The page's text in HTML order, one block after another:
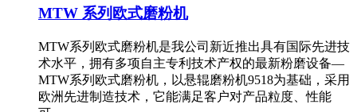
MTW 系列欧式磨粉机
MTW系列欧式磨粉机是我公司新近推出具有国际先进技
术水平，拥有多项自主专利技术产权的最新粉磨设备—
MTW系列欧式磨粉机，以悬辊磨粉机9518为基础，采用
欧洲先进制造技术，它能满足客户对产品粒度、性能